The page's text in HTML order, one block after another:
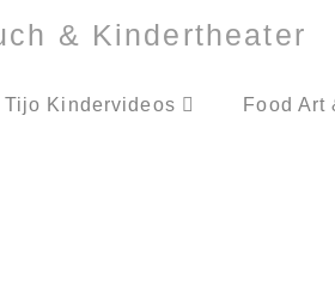
Tijo Kindervideos Food Art